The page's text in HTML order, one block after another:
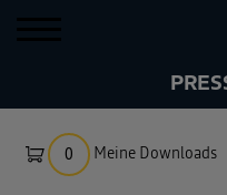
0 Meine Downloads